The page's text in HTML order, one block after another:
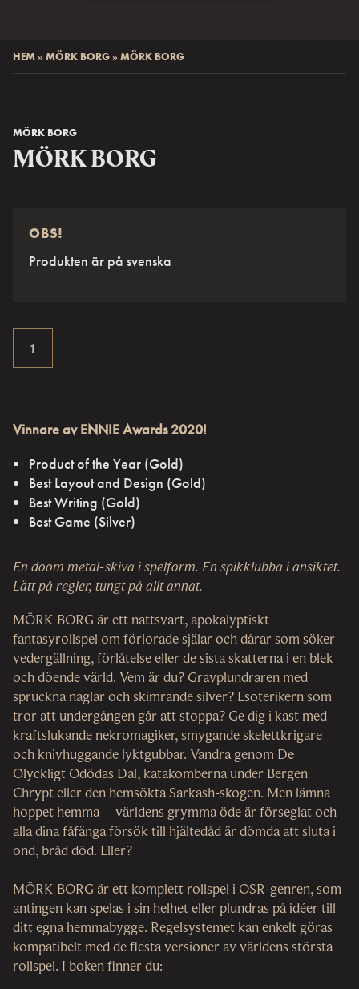
HEM»MÖRK BORG»MÖRK BORG
MÖRK BORG
MÖRK BORG
OBS!
Produkten är på svenska
Vinnare av ENNIE Awards 2020!
Product of the Year (Gold)
Best Layout and Design (Gold)
Best Writing (Gold)
Best Game (Silver)
En doom metal-skiva i spelform. En spikklubba i ansiktet.
Lätt på regler, tungt på allt annat.
MÖRK BORG är ett nattsvart, apokalyptiskt
fantasyrollspel om förlorade själar och dårar som söker
vedergällning, förlåtelse eller de sista skatterna i en blek
och döende värld. Vem är du? Gravplundraren med
spruckna naglar och skimrande silver? Esoterikern som
tror att undergången går att stoppa? Ge dig i kast med
kraftslukande nekromagiker, smygande skelettkrigare
och knivhuggande lyktgubbar. Vandra genom De
Olyckligt Odödas Dal, katakomberna under Bergen
Chrypt eller den hemsökta Sarkash-skogen. Men lämna
hoppet hemma – världens grymma öde är förseglat och
alla dina fåfänga försök till hjältedåd är dömda att sluta i
ond, bråd död. Eller?
MÖRK BORG är ett komplett rollspel i OSR-genren, som
antingen kan spelas i sin helhet eller plundras på idéer till
ditt egna hemmabygge. Regelsystemet kan enkelt göras
kompatibelt med de flesta versioner av världens största
rollspel. I boken finner du: